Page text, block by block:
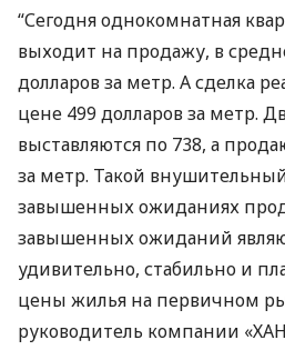
“Сегодня однокомнатная
выходит на продажу, в
долларов за метр. А сделка
цене 499 долларов за метр.
выставляются по 738, а
за метр. Такой
завышенных ожиданиях
завышенных ожиданий
удивительно, стабильно и
цены жилья на первичном
руководитель компании